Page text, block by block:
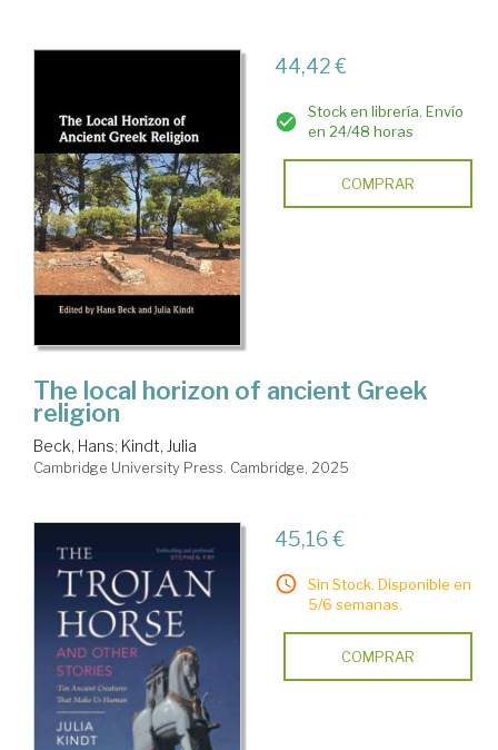
44,42 €
Stock en librería. Envío
en 24/48 horas
COMPRAR
The local horizon of ancient Greek
religion
Beck, Hans; Kindt, Julia
Cambridge University Press. Cambridge, 2025
45,16 €
Sin Stock. Disponible en
5/6 semanas.
COMPRAR